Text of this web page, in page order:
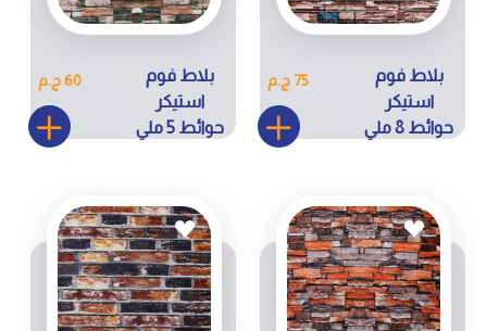
بلاط فوم
استيكر
حوائط 8 ملي
75 ج.م
بلاط فوم
استيكر
حوائط 5 ملي
60 ج.م